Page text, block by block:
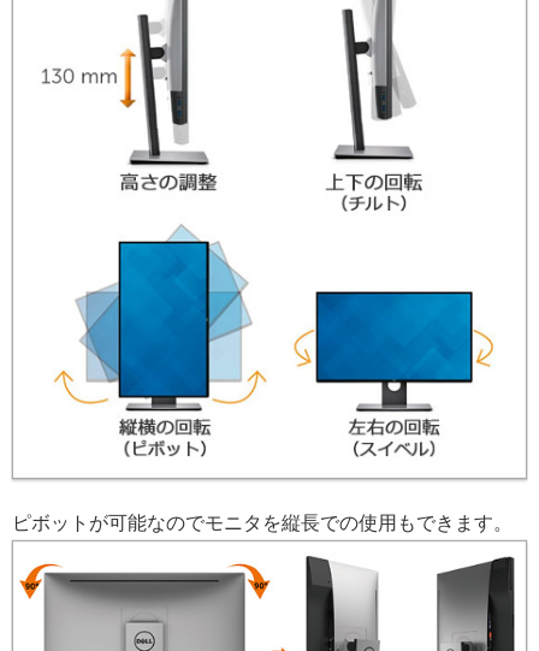
ピボットが可能なのでモニタを縦長での使用もできます。